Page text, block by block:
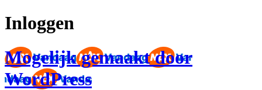
Inloggen
Mogelijk gemaakt door
WordPress